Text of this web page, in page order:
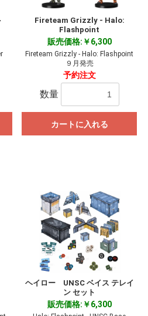
Fireteam Grizzly - Halo:
Flashpoint
販売価格:￥6,300
Fireteam Grizzly - Halo: Flashpoint
９月発売
予約注文
数量
カートに入れる
ヘイロー UNSC ベイス テレイ
ン セット
販売価格:￥6,300